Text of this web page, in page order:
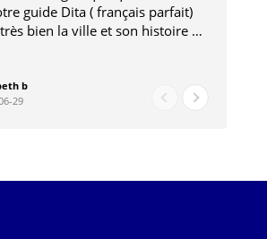
guide Dita ( français parfait)
bien la ville et son histoire et
d'accéder à des lieux
. A la fin de notre séjour
avec une amie qu' une guide
b
29